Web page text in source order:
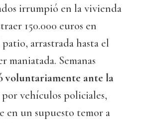
irrumpió en la vivienda
150.000 euros en
arrastrada hasta el
maniatada. Semanas
voluntariamente ante la
vehículos policiales,
en un supuesto temor a